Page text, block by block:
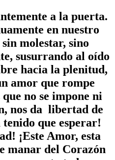
a la puerta.
en nuestro
molestar, sino
susurrando al oído
hacia la plenitud,
amor que rompe
no se impone ni
nos da libertad de
que esperar!
¡Este Amor, esta
manar del Corazón